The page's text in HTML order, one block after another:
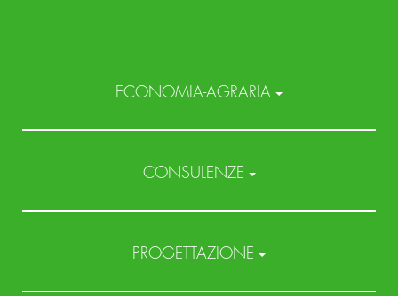
ECONOMIA-AGRARIA
CONSULENZE
PROGETTAZIONE